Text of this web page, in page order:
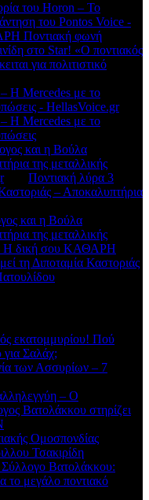
του Horon – Το
του Pontos Voice -
Ποντιακή φωνή
στο Star! «Ο ποντιακός
για πολιτιστικό
– Η Mercedes με το
- HellasVoice.grστο
– Η Mercedes με το
και η Βούλα
της μεταλλικής
στο Ποντιακή λύρα 3
– Αποκαλυπτήρια
και η Βούλα
της μεταλλικής
- H δική σου ΚΑΘΑΡΗ
τη Διποταμία Καστοριάς
εκατομμυρίου! Πού
Σαλάχ;
των Ασσυρίων – 7
– Ο
Βατολάκκου στηρίζει
Ομοσπονδίας
Τσακιρίδη
Σύλλογο Βατολάκκου:
το μεγάλο ποντιακό